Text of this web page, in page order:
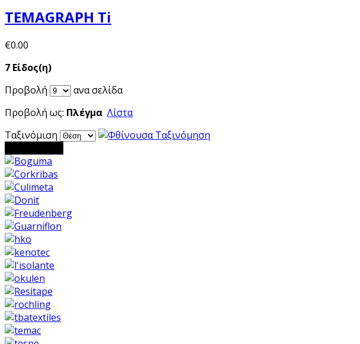
TEMAGRAPH Ti
€0.00
7 Είδος(η)
Προβολή
ανα σελίδα
Προβολή ως: Πλέγμα Λίστα
Ταξινόμιση